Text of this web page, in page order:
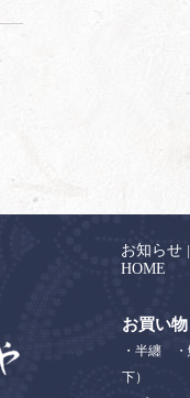
お知らせ |
HOME
お買い物
・半纏
下）